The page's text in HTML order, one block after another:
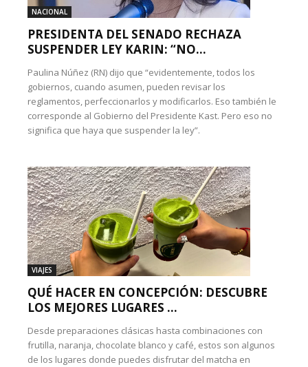
NACIONAL
PRESIDENTA DEL SENADO RECHAZA
SUSPENDER LEY KARIN: “NO...
Paulina Núñez (RN) dijo que “evidentemente, todos los
gobiernos, cuando asumen, pueden revisar los
reglamentos, perfeccionarlos y modificarlos. Eso también le
corresponde al Gobierno del Presidente Kast. Pero eso no
significa que haya que suspender la ley”.
VIAJES
QUÉ HACER EN CONCEPCIÓN: DESCUBRE
LOS MEJORES LUGARES ...
Desde preparaciones clásicas hasta combinaciones con
frutilla, naranja, chocolate blanco y café, estos son algunos
de los lugares donde puedes disfrutar del matcha en